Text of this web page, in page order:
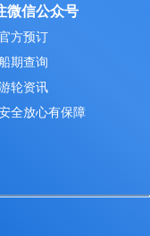
微信公众号
方预订
期查询
轮资讯
全放心有保障